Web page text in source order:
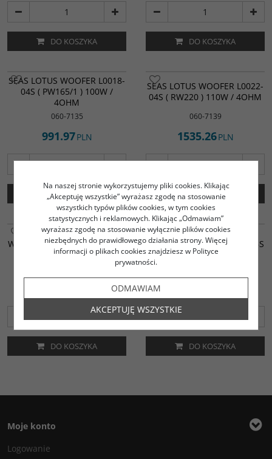
DO KOSZYKA DO KOSZYKA
SEAS LOTUS WOOFER L0018-
04S ( PW165/1 ) 100W /
4OHM
060-7135
991.97PLN
DO KOSZYKA
SEAS LOTUS WOOFER L0022-
04S ( RW220 ) 110W / 4OHM
060-7139
1535.26PLN
DO KOSZYKA
SEAS LOTUS
WYSOKOTONOWY L0004-06S
( RT27F )
DO KOSZYKA
SEAS LOTUS
WYSOKOTONOWY L0005-06S
( PT27F )
DO KOSZYKA
Moje konto
Logowanie
Na naszej stronie wykorzystujemy pliki cookies. Klikając
„Akceptuję wszystkie” wyrażasz zgodę na stosowanie
wszystkich typów plików cookies, w tym cookies
statystycznych i reklamowych. Klikając „Odmawiam”
wyrażasz zgodę na stosowanie wyłącznie plików cookies
niezbędnych do prawidłowego działania strony. Więcej
informacji o plikach cookies znajdziesz w Polityce
prywatności.
ODMAWIAM
AKCEPTUJĘ WSZYSTKIE